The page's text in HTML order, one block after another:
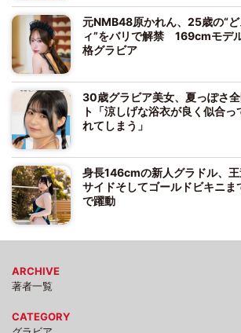
元NMB48原かれん、25歳の“
ィ”をバリで解禁 169cmモデ
格グラビア
30歳グラビア美女、夏っぽさ
ト「涼しげな浴衣が良く似合
れてしまう」
身長146cmの新人グラドル、
サイドそしてゴールドビキニ
で躍動
ARCHIVE
著者一覧
CATEGORY